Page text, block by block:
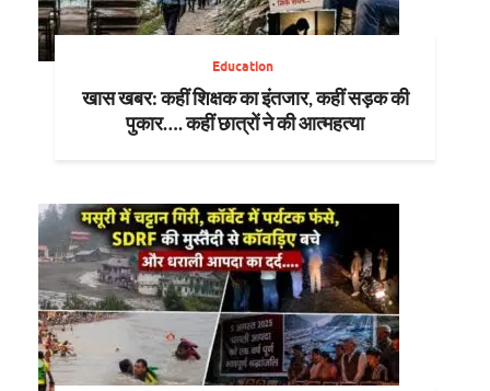
Education
खास खबर: कहीं शिक्षक का इंतजार, कहीं सड़क की
पुकार…. कहीं छात्रों ने की आत्महत्या